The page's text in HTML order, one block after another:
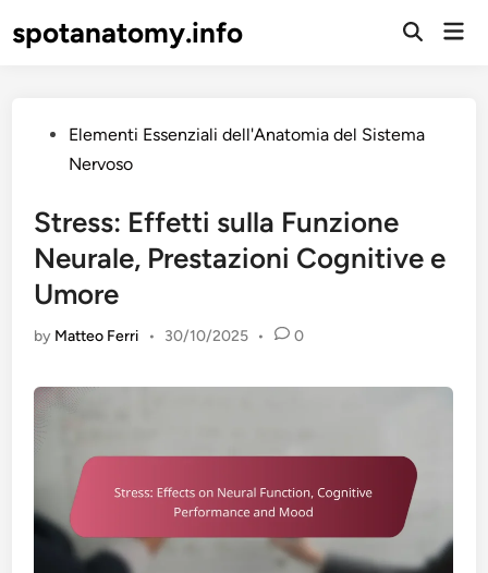
tospotanatomy.info
Open
PostedElementi Essenziali dell'Anatomia del Sistema
Nervoso
Stress: Effetti sulla Funzione
Neurale, Prestazioni Cognitive e
Umore
by Matteo Ferri • 30/10/2025 • 0